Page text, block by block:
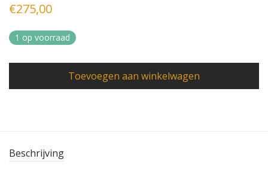
€275,00
1 op voorraad
Toevoegen aan winkelwagen
Beschrijving